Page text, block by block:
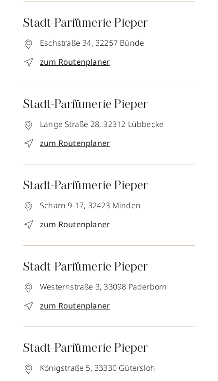
Stadt-Parfümerie Pieper
Eschstraße 34, 32257 Bünde
zum Routenplaner
Stadt-Parfümerie Pieper
Lange Straße 28, 32312 Lübbecke
zum Routenplaner
Stadt-Parfümerie Pieper
Scharn 9-17, 32423 Minden
zum Routenplaner
Stadt-Parfümerie Pieper
Westernstraße 3, 33098 Paderborn
zum Routenplaner
Stadt-Parfümerie Pieper
Königstraße 5, 33330 Gütersloh